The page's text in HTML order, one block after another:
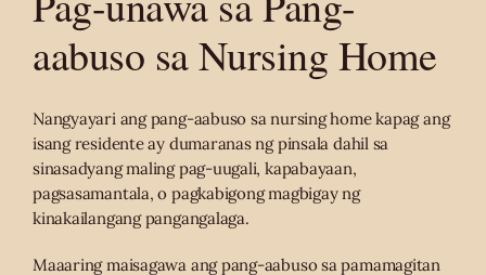
aabuso sa Nursing Home
Nangyayari ang pang-aabuso sa nursing home kapag ang
isang residente ay dumaranas ng pinsala dahil sa
sinasadyang maling pag-uugali, kapabayaan,
pagsasamantala, o pagkabigong magbigay ng
kinakailangang pangangalaga.
Maaaring maisagawa ang pang-aabuso sa pamamagitan